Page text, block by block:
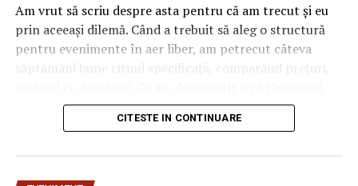
Am vrut să scriu despre asta pentru că am trecut și eu
prin aceeași dilemă. Când a trebuit să aleg o structură
pentru evenimente în aer liber, am petrecut câteva
săptămâni bune citind specificații, comparând prețuri,
„corect” depinde mult de context, de cât de des muți
pavilionul și de ce condiții meteo ai de înfruntat.
CITESTE IN CONTINUARE